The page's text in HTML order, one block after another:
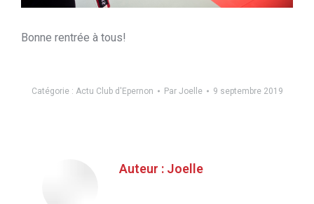
Bonne rentrée à tous!
Catégorie : Actu Club d'Epernon Par Joelle 9 septembre 2019
Auteur : Joelle